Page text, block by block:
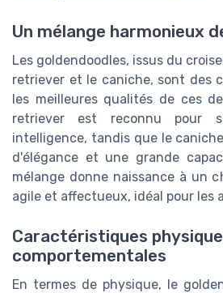
Un mélange harmonieux
Les goldendoodles, issus du
retriever et le caniche, sont des
les meilleures qualités de ces
retriever est reconnu pour
intelligence, tandis que le
d'élégance et une grande
mélange donne naissance à un
agile et affectueux, idéal pour les
Caractéristiques
comportementales
En termes de physique, le